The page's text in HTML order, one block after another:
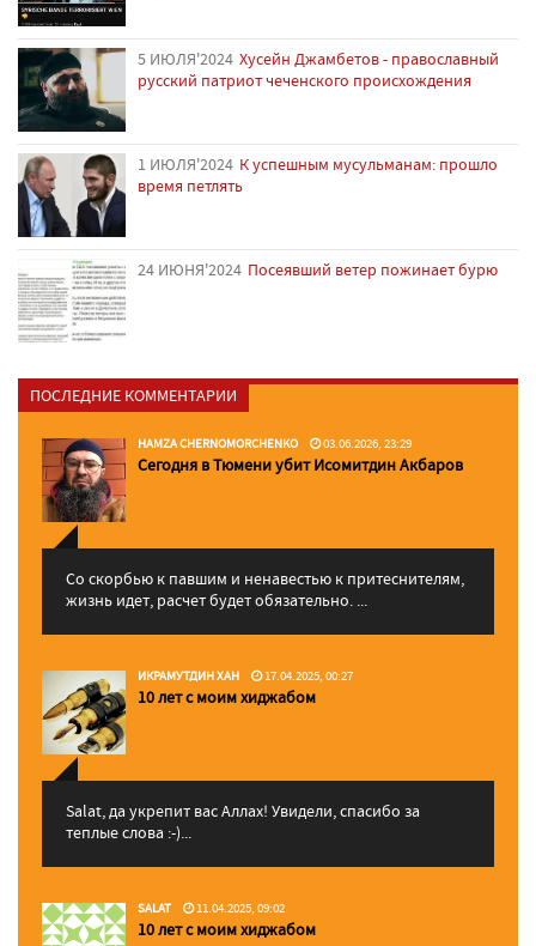
5 ИЮЛЯ'2024 Хусейн Джамбетов - православный
русский патриот чеченского происхождения
1 ИЮЛЯ'2024 К успешным мусульманам: прошло
время петлять
24 ИЮНЯ'2024 Посеявший ветер пожинает бурю
ПОСЛЕДНИЕ КОММЕНТАРИИ
HAMZA CHERNOMORCHENKO 03.06.2026, 23:29
Сегодня в Тюмени убит Исомитдин Акбаров
Со скорбью к павшим и ненавестью к притеснителям,
жизнь идет, расчет будет обязательно. ...
ИКРАМУТДИН ХАН 17.04.2025, 00:27
10 лет с моим хиджабом
Salat, да укрепит вас Аллаx! Увидели, спасибо за
теплые слова :-)...
SALAT 11.04.2025, 09:02
10 лет с моим хиджабом